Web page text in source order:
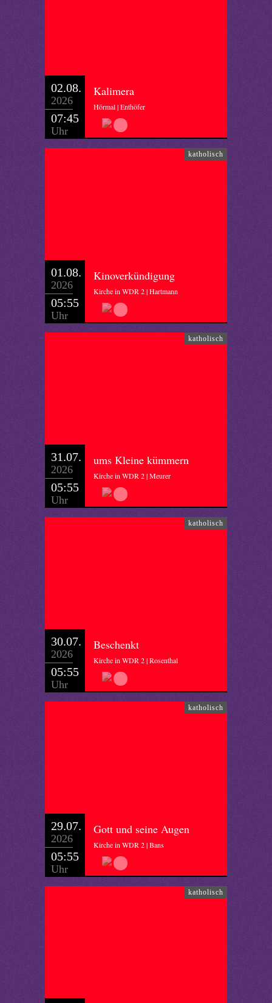
02.08.
2026
07:45
Uhr
Kalimera
Hörmal | Enthöfer
katholisch
01.08.
2026
05:55
Uhr
Kinoverkündigung
Kirche in WDR 2 | Hartmann
katholisch
31.07.
2026
05:55
Uhr
ums Kleine kümmern
Kirche in WDR 2 | Meurer
katholisch
30.07.
2026
05:55
Uhr
Beschenkt
Kirche in WDR 2 | Rosenthal
katholisch
29.07.
2026
05:55
Uhr
Gott und seine Augen
Kirche in WDR 2 | Bans
katholisch